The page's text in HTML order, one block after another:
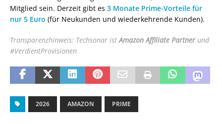
Mitglied sein. Derzeit gibt es 3 Monate Prime-Vorteile für
nur 5 Euro (für Neukunden und wiederkehrende Kunden).
Transparenzhinweis: Techsonar istAmazon Affiliate Partnerund
#VerdientProvisionen
2026 AMAZON PRIME